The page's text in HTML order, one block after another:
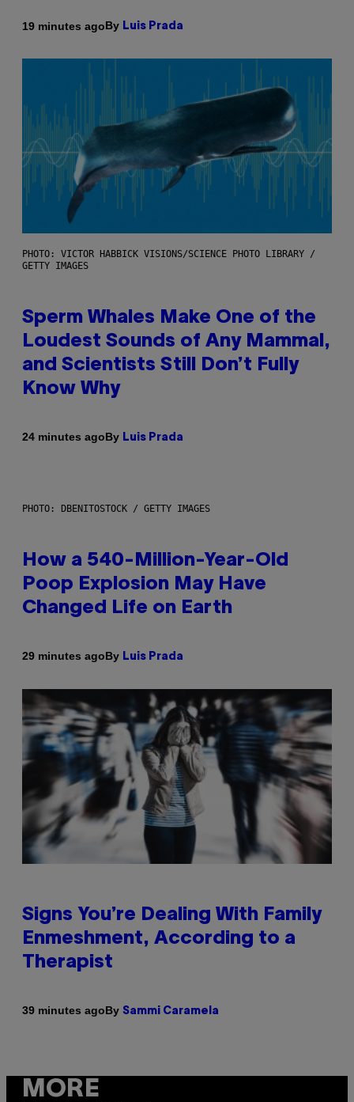
19 minutes agoBy Luis Prada
PHOTO: VICTOR HABBICK VISIONS/SCIENCE PHOTO LIBRARY /
GETTY IMAGES
Sperm Whales Make One of the
Loudest Sounds of Any Mammal,
and Scientists Still Don’t Fully
Know Why
24 minutes agoBy Luis Prada
PHOTO: DBENITOSTOCK / GETTY IMAGES
How a 540-Million-Year-Old
Poop Explosion May Have
Changed Life on Earth
29 minutes agoBy Luis Prada
Signs You’re Dealing With Family
Enmeshment, According to a
Therapist
39 minutes agoBy Sammi Caramela
MORE